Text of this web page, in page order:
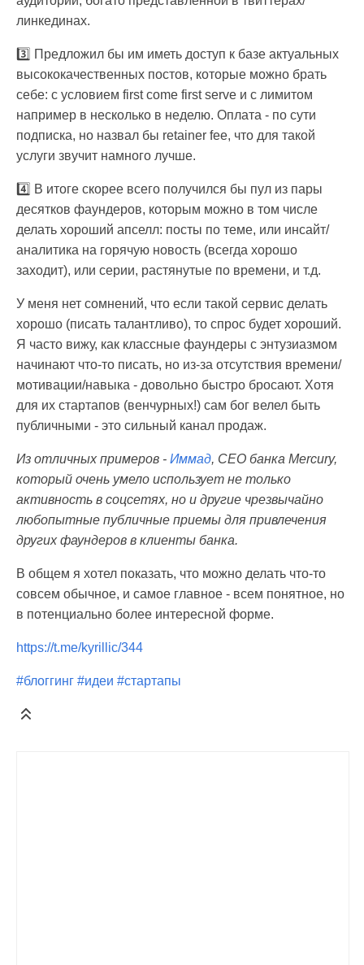
линкединах.
3️⃣ Предложил бы им иметь доступ к базе актуальных
высококачественных постов, которые можно брать
себе: с условием first come first serve и с лимитом
например в несколько в неделю. Оплата - по сути
подписка, но назвал бы retainer fee, что для такой
услуги звучит намного лучше.
4️⃣ В итоге скорее всего получился бы пул из пары
десятков фаундеров, которым можно в том числе
делать хороший апселл: посты по теме, или инсайт/
аналитика на горячую новость (всегда хорошо
заходит), или серии, растянутые по времени, и т.д.
У меня нет сомнений, что если такой сервис делать
хорошо (писать талантливо), то спрос будет хороший.
Я часто вижу, как классные фаундеры с энтузиазмом
начинают что-то писать, но из-за отсутствия времени/
мотивации/навыка - довольно быстро бросают. Хотя
для их стартапов (венчурных!) сам бог велел быть
публичными - это сильный канал продаж.
Из отличных примеров - Иммад, CEO банка Mercury,
который очень умело использует не только
активность в соцсетях, но и другие чрезвычайно
любопытные публичные приемы для привлечения
других фаундеров в клиенты банка.
В общем я хотел показать, что можно делать что-то
совсем обычное, и самое главное - всем понятное, но
в потенциально более интересной форме.
https://t.me/kyrillic/344
#блоггинг #идеи #стартапы